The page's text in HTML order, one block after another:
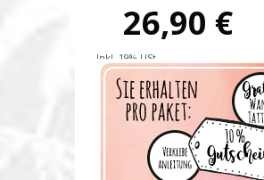
26,90 €
Inkl. 19% USt.
Versandkosten
Produktnummer:ks26-E
Verfügbarkeit:Auf Lager
Lieferzeit: 1-2 Werktage